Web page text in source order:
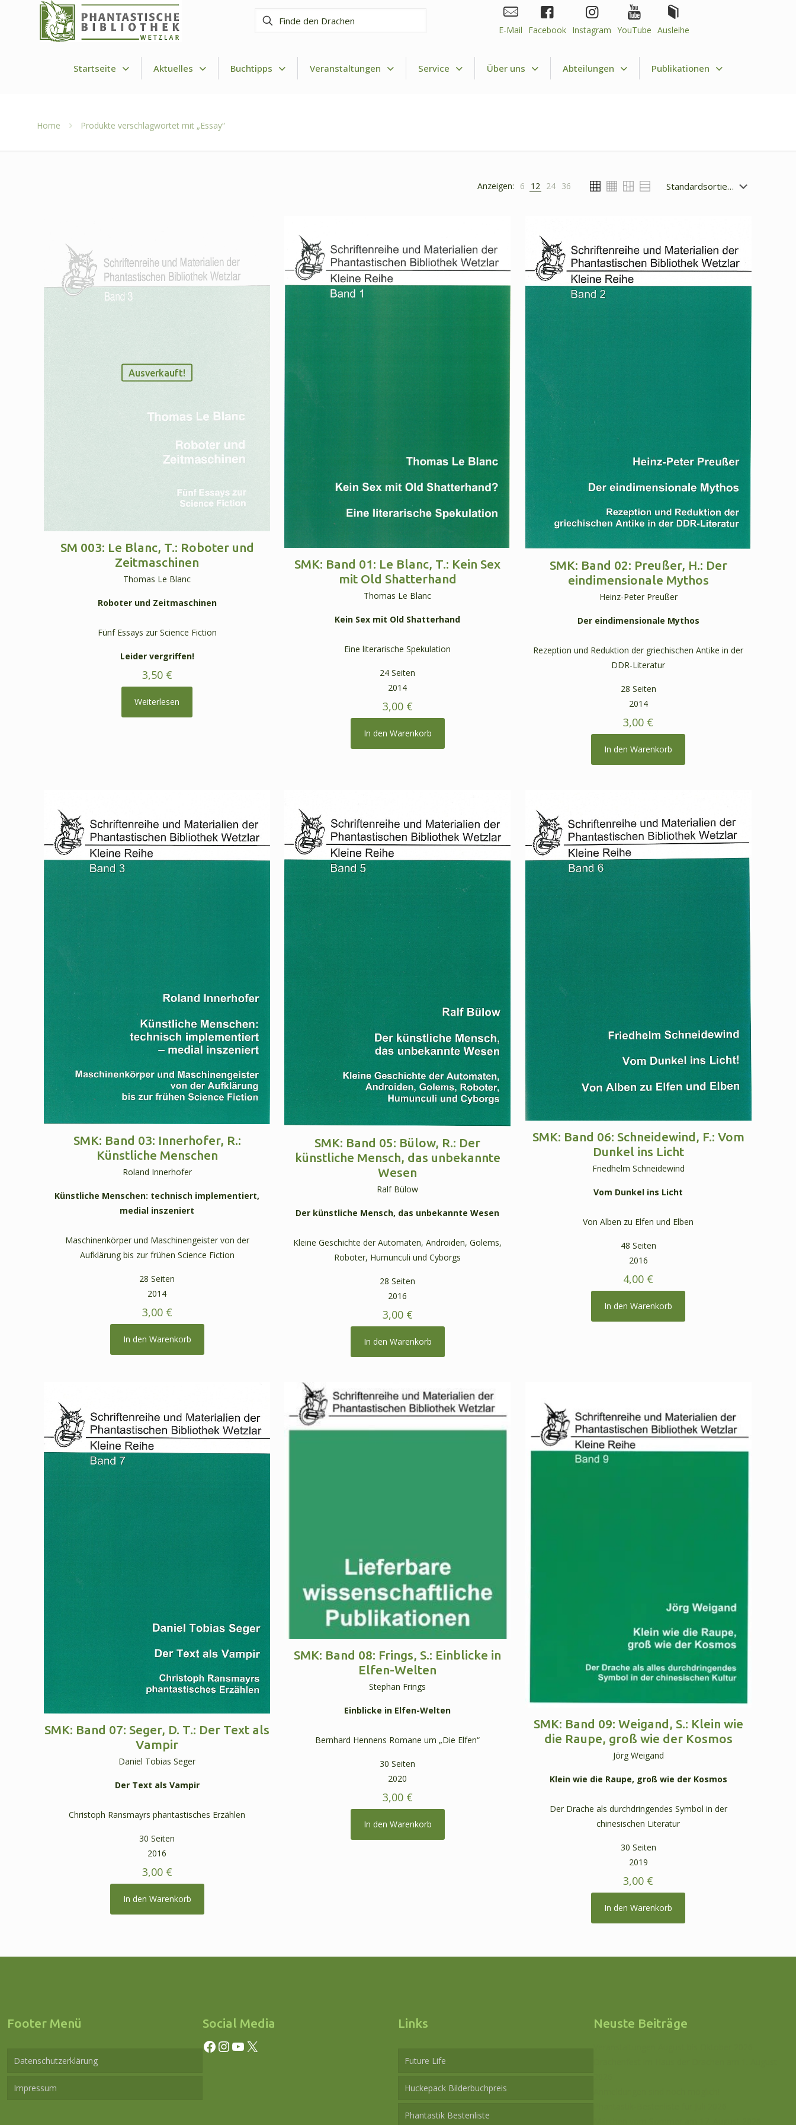
Finde
E-Mail Facebook Instagram YouTube Ausleihe
Startseite Aktuelles Buchtipps Veranstaltungen Service Über uns Abteilungen Publikationen
Home Produkte verschlagwortet mit „Essay“
Anzeigen: 6 12 24 36
Ausverkauft!
SM 003: Le Blanc, T.: Roboter und
Zeitmaschinen
Thomas Le Blanc
Roboter und Zeitmaschinen
Fünf Essays zur Science Fiction
Leider vergriffen!
3,50 €
Weiterlesen
SMK: Band 01: Le Blanc, T.: Kein Sex
mit Old Shatterhand
Thomas Le Blanc
Kein Sex mit Old Shatterhand
Eine literarische Spekulation
24 Seiten
2014
3,00 €
In den Warenkorb
SMK: Band 02: Preußer, H.: Der
eindimensionale Mythos
Heinz-Peter Preußer
Der eindimensionale Mythos
Rezeption und Reduktion der griechischen Antike in der
DDR-Literatur
28 Seiten
2014
3,00 €
In den Warenkorb
SMK: Band 03: Innerhofer, R.:
Künstliche Menschen
Roland Innerhofer
Künstliche Menschen: technisch implementiert,
medial inszeniert
Maschinenkörper und Maschinengeister von der
Aufklärung bis zur frühen Science Fiction
28 Seiten
2014
3,00 €
In den Warenkorb
SMK: Band 05: Bülow, R.: Der
künstliche Mensch, das unbekannte
Wesen
Ralf Bülow
Der künstliche Mensch, das unbekannte Wesen
Kleine Geschichte der Automaten, Androiden, Golems,
Roboter, Humunculi und Cyborgs
28 Seiten
2016
3,00 €
In den Warenkorb
SMK: Band 06: Schneidewind, F.: Vom
Dunkel ins Licht
Friedhelm Schneidewind
Vom Dunkel ins Licht
Von Alben zu Elfen und Elben
48 Seiten
2016
4,00 €
In den Warenkorb
SMK: Band 07: Seger, D. T.: Der Text als
Vampir
Daniel Tobias Seger
Der Text als Vampir
Christoph Ransmayrs phantastisches Erzählen
30 Seiten
2016
3,00 €
In den Warenkorb
SMK: Band 08: Frings, S.: Einblicke in
Elfen-Welten
Stephan Frings
Einblicke in Elfen-Welten
Bernhard Hennens Romane um „Die Elfen“
30 Seiten
2020
3,00 €
In den Warenkorb
SMK: Band 09: Weigand, S.: Klein wie
die Raupe, groß wie der Kosmos
Jörg Weigand
Klein wie die Raupe, groß wie der Kosmos
Der Drache als durchdringendes Symbol in der
chinesischen Literatur
30 Seiten
2019
3,00 €
In den Warenkorb
Footer Menü
Datenschutzerklärung
Impressum
Social Media
Facebook InstagramYouTube X
Links
Future Life
Huckepack Bilderbuchpreis
Phantastik Bestenliste
Neuste Beiträge